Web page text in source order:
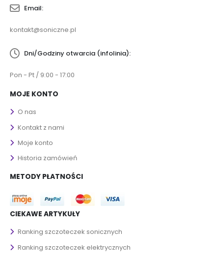
Email:
kontakt@soniczne.pl
Dni/Godziny otwarcia (infolinia):
Pon - Pt / 9:00 - 17:00
MOJE KONTO
O nas
Kontakt z nami
Moje konto
Historia zamówień
METODY PŁATNOŚCI
CIEKAWE ARTYKUŁY
Ranking szczoteczek sonicznych
Ranking szczoteczek elektrycznych